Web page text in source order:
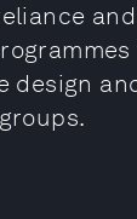
design